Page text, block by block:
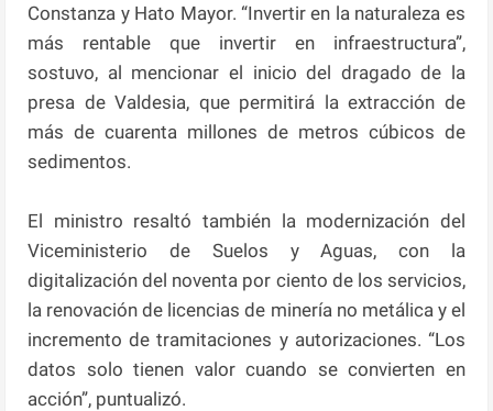
Constanza y Hato Mayor. “Invertir en la naturaleza es
más rentable que invertir en infraestructura”,
sostuvo, al mencionar el inicio del dragado de la
presa de Valdesia, que permitirá la extracción de
más de cuarenta millones de metros cúbicos de
sedimentos.
El ministro resaltó también la modernización del
Viceministerio de Suelos y Aguas, con la
digitalización del noventa por ciento de los servicios,
la renovación de licencias de minería no metálica y el
incremento de tramitaciones y autorizaciones. “Los
datos solo tienen valor cuando se convierten en
acción”, puntualizó.